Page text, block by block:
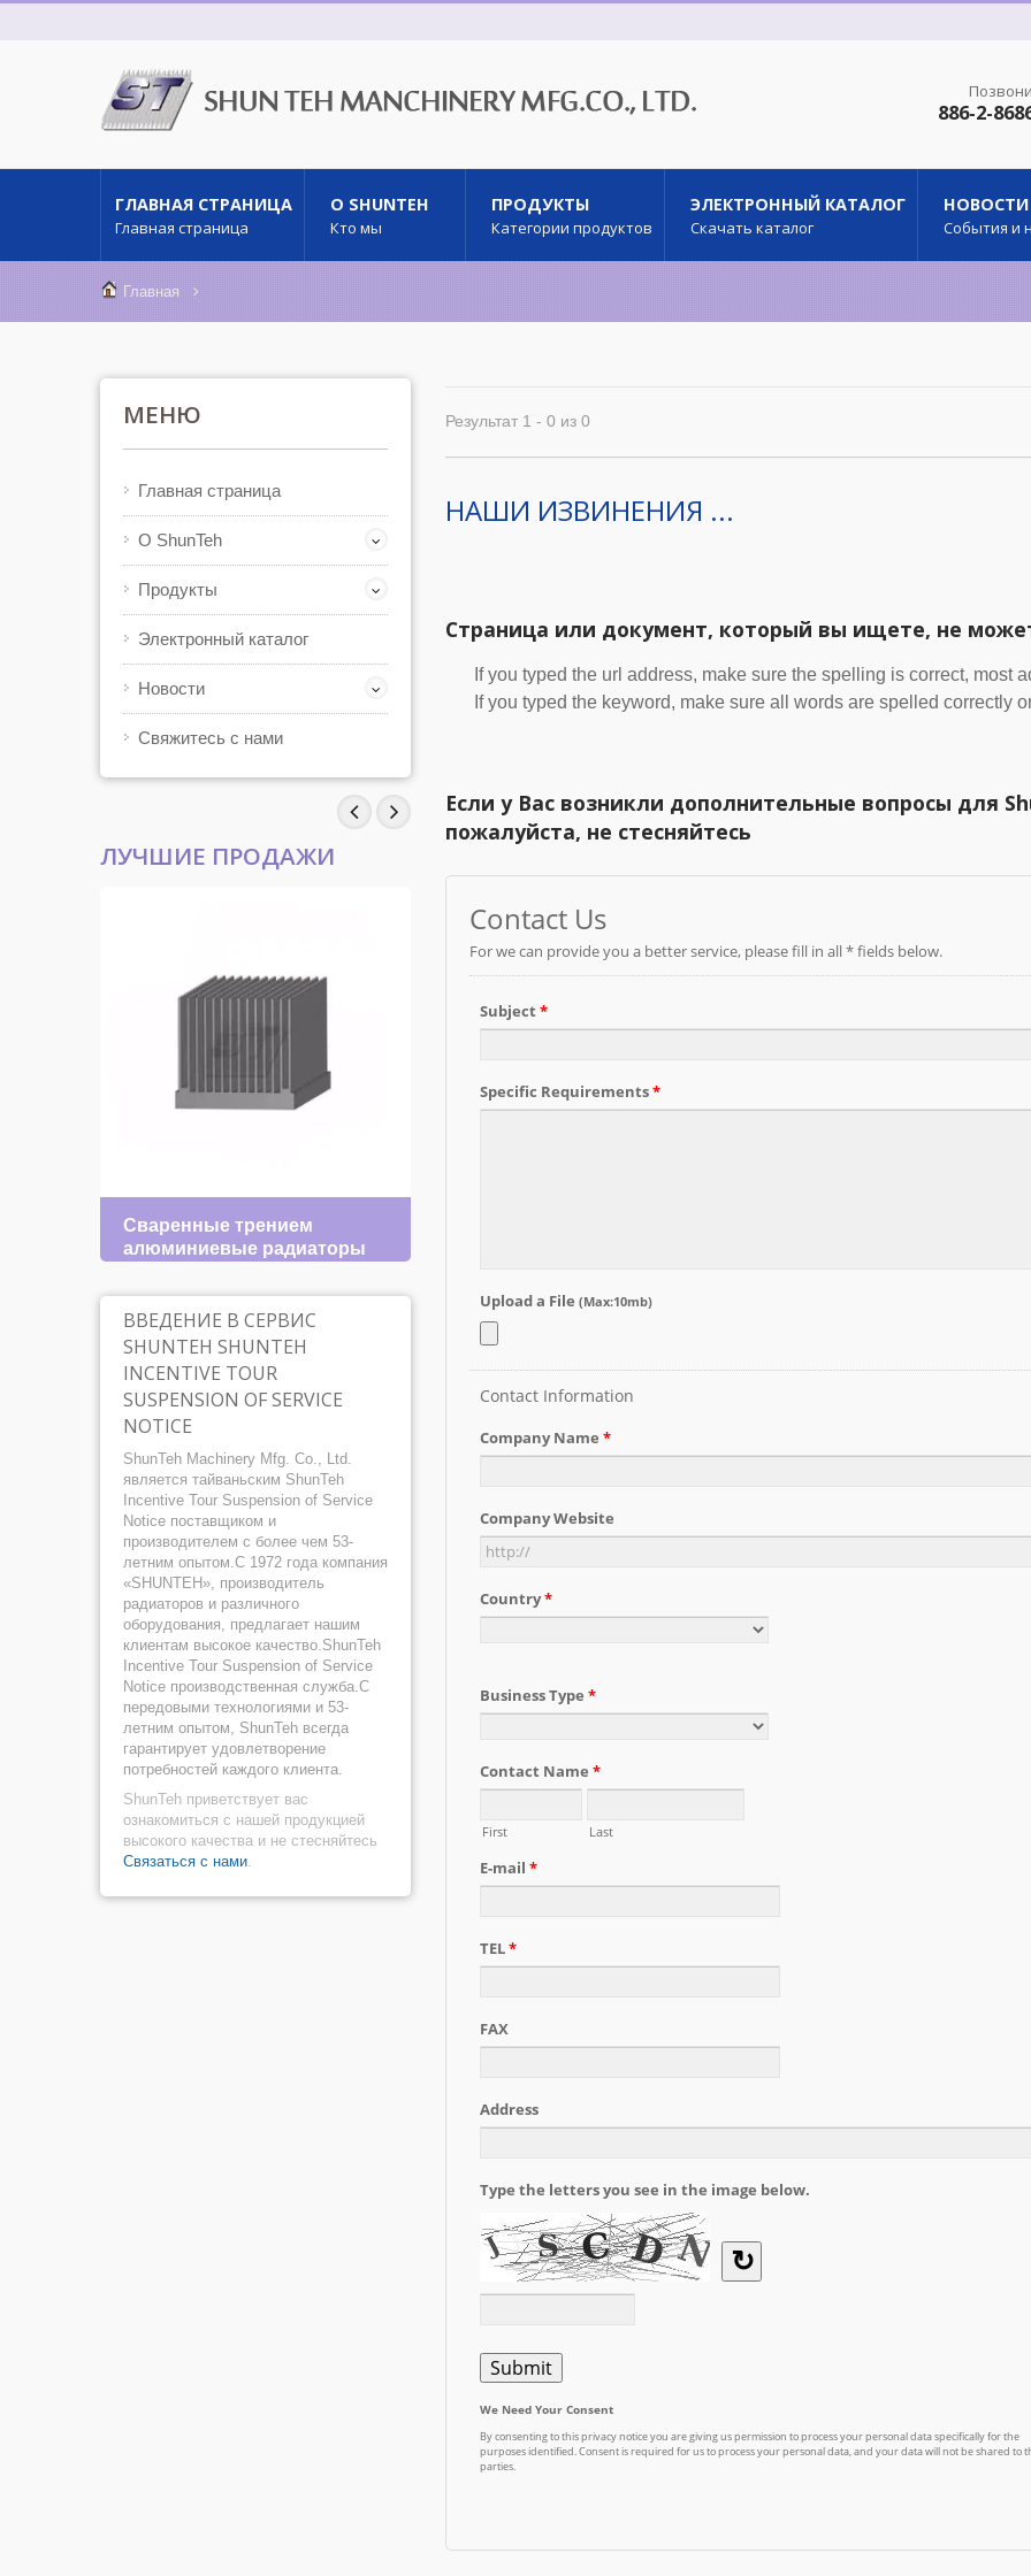
886-2-
ГЛАВНАЯ СТРАНИЦА
Главная страница
О SHUNTEH
Кто мы
ПРОДУКТЫ
Категории продуктов
ЭЛЕКТРОННЫЙ КАТАЛОГ
Скачать каталог
НОВОСТИ
События и
Главная
МЕНЮ
Главная страница
О ShunTeh
Продукты
Электронный каталог
Новости
Свяжитесь с нами
ЛУЧШИЕ ПРОДАЖИ
Сваренные трением
алюминиевые радиаторы
ВВЕДЕНИЕ В СЕРВИС
SHUNTEH SHUNTEH
INCENTIVE TOUR
SUSPENSION OF SERVICE
NOTICE
ShunTeh Machinery Mfg. Co., Ltd.
является тайваньским ShunTeh
Incentive Tour Suspension of Service
Notice поставщиком и
производителем с более чем 53-
летним опытом.С 1972 года компания
«SHUNTEH», производитель
радиаторов и различного
оборудования, предлагает нашим
клиентам высокое качество.ShunTeh
Incentive Tour Suspension of Service
Notice производственная служба.С
передовыми технологиями и 53-
летним опытом, ShunTeh всегда
гарантирует удовлетворение
потребностей каждого клиента.
ShunTeh приветствует вас
ознакомиться с нашей продукцией
высокого качества и не стесняйтесь
Связаться с нами.
Результат 1 - 0 из 0
НАШИ ИЗВИНЕНИЯ ...
Страница или документ, который вы ищете, не
If you typed the url address, make sure the spelling is correct, most
If you typed the keyword, make sure all words are spelled correctly
Если у Вас возникли дополнительные вопросы для
пожалуйста, не стесняйтесь